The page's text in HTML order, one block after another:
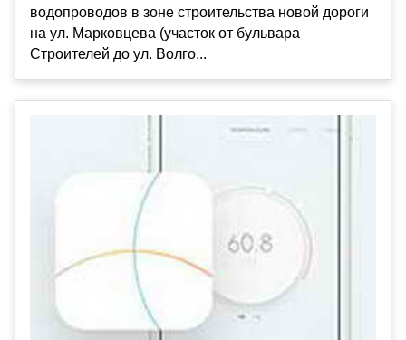
водопроводов в зоне строительства новой дороги
на ул. Марковцева (участок от бульвара
Строителей до ул. Волго...